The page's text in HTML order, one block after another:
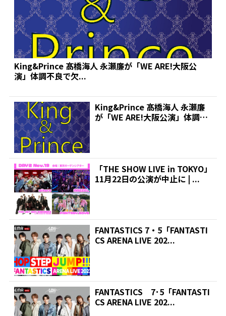
King&Prince 髙橋海人 永瀬廉が「WE ARE!大阪公
演」体調不良で欠...
King&Prince 髙橋海人 永瀬廉
が「WE ARE!大阪公演」体調不
「THE SHOW LIVE in TOKYO」
11月22日の公演が中止に | ...
FANTASTICS 7・5「FANTASTI
CS ARENA LIVE 202...
FANTASTICS 7･5「FANTASTI
CS ARENA LIVE 202...